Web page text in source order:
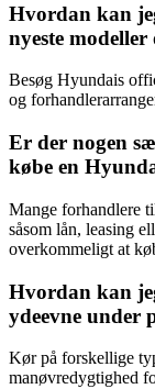
Hvordan kan
nyeste
Besøg Hyundais
og
Er der nogen
købe en
Mange forhandlere
såsom lån, leasing
overkommeligt at
Hvordan kan
ydeevne under
Kør på forskellige
manøvredygtighed